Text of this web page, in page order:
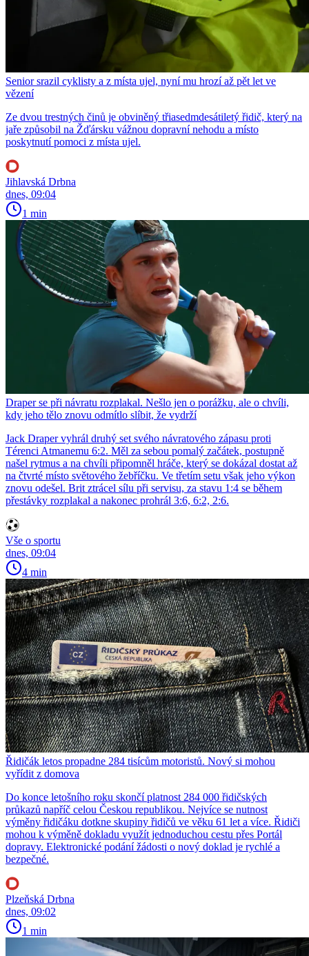
Senior srazil cyklisty a z místa ujel, nyní mu hrozí až pět let ve
vězení
Ze dvou trestných činů je obviněný třiasedmdesátiletý řidič, který na
jaře způsobil na Žďársku vážnou dopravní nehodu a místo
poskytnutí pomoci z místa ujel.
Jihlavská Drbna
dnes, 09:04
1 min
Draper se při návratu rozplakal. Nešlo jen o porážku, ale o chvíli,
kdy jeho tělo znovu odmítlo slíbit, že vydrží
Jack Draper vyhrál druhý set svého návratového zápasu proti
Térenci Atmanemu 6:2. Měl za sebou pomalý začátek, postupně
našel rytmus a na chvíli připomněl hráče, který se dokázal dostat až
na čtvrté místo světového žebříčku. Ve třetím setu však jeho výkon
znovu odešel. Brit ztrácel sílu při servisu, za stavu 1:4 se během
přestávky rozplakal a nakonec prohrál 3:6, 6:2, 2:6.
Vše o sportu
dnes, 09:04
4 min
Řidičák letos propadne 284 tisícům motoristů. Nový si mohou
vyřídit z domova
Do konce letošního roku skončí platnost 284 000 řidičských
průkazů napříč celou Českou republikou. Nejvíce se nutnost
výměny řidičáku dotkne skupiny řidičů ve věku 61 let a více. Řidiči
mohou k výměně dokladu využít jednoduchou cestu přes Portál
dopravy. Elektronické podání žádosti o nový doklad je rychlé a
bezpečné.
Plzeňská Drbna
dnes, 09:02
1 min